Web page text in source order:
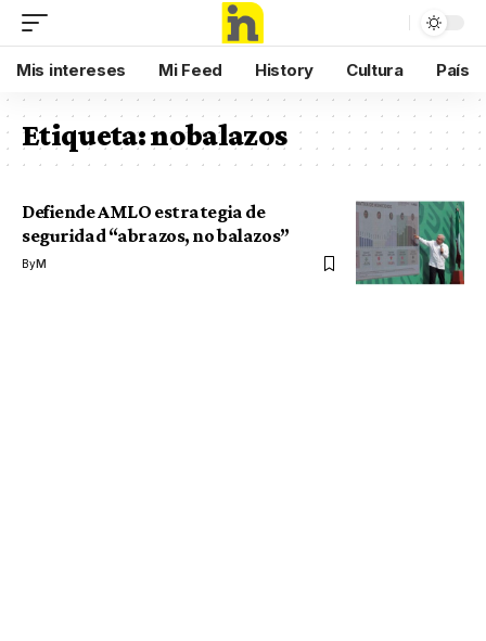
Mis intereses Mi Feed History Cultura País
Etiqueta:nobalazos
Defiende AMLO estrategia de
seguridad “abrazos, no balazos”
ByM